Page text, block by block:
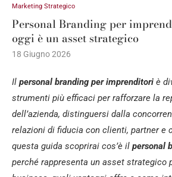
Marketing Strategico
Personal Branding per
oggi è un asset strategico
18 Giugno 2026
Il personal branding per imprenditori è
strumenti più efficaci per rafforzare la
dell’azienda, distinguersi dalla
relazioni di fiducia con clienti, partner e
questa guida scoprirai cos’è il personal
perché rappresenta un asset strategico